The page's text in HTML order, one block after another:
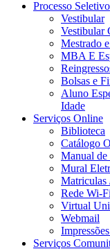
Processo Seletivo
Vestibular
Vestibular
Mestrado
MBA E
Bolsas e
Aluno
Idade
Serviços Online
Biblioteca
Catálogo
Manual de
Mural
Matriculas
Rede Wi-Fi
Virtual
Webmail
Serviços